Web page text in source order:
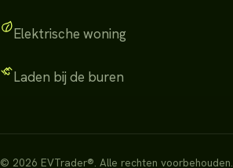
Elektrische woning
Laden bij de buren
© 2026 EVTrader®. Alle rechten voorbehouden.